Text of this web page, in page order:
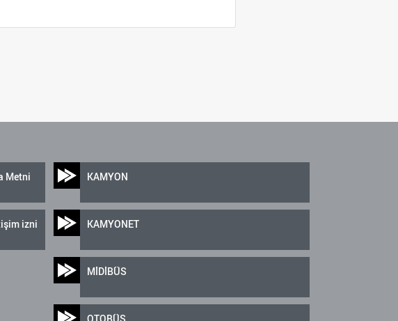
Metni
izni
KAMYON
KAMYONET
MİDİBÜS